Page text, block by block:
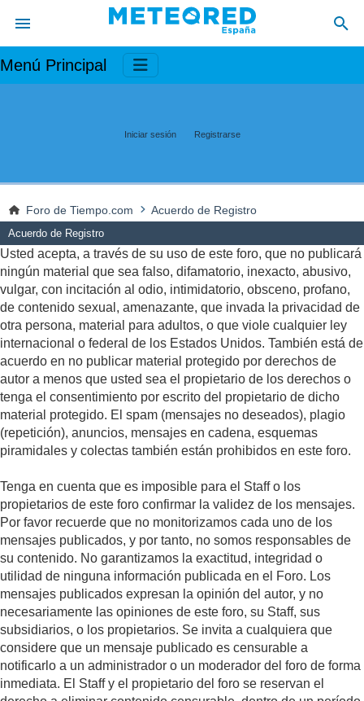
Menú Principal
Iniciar sesión Registrarse
Foro de Tiempo.com Acuerdo de Registro
Acuerdo de Registro
Usted acepta, a través de su uso de este foro, que no publicará
ningún material que sea falso, difamatorio, inexacto, abusivo,
vulgar, con incitación al odio, intimidatorio, obsceno, profano,
de contenido sexual, amenazante, que invada la privacidad de
otra persona, material para adultos, o que viole cualquier ley
internacional o federal de los Estados Unidos. También está de
acuerdo en no publicar material protegido por derechos de
autor a menos que usted sea el propietario de los derechos o
tenga el consentimiento por escrito del propietario de dicho
material protegido. El spam (mensajes no deseados), plagio
(repetición), anuncios, mensajes en cadena, esquemas
piramidales y colectas también están prohibidos en este foro.
Tenga en cuenta que es imposible para el Staff o los
propietarios de este foro confirmar la validez de los mensajes.
Por favor recuerde que no monitorizamos cada uno de los
mensajes publicados, y por tanto, no somos responsables de
su contenido. No garantizamos la exactitud, integridad o
utilidad de ninguna información publicada en el Foro. Los
mensajes publicados expresan la opinión del autor, y no
necesariamente las opiniones de este foro, su Staff, sus
subsidiarios, o los propietarios. Se invita a cualquiera que
considere que un mensaje publicado es censurable a
notificarlo a un administrador o un moderador del foro de forma
inmediata. El Staff y el propietario del foro se reservan el